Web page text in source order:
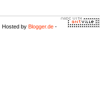
Hosted by Blogger.de -